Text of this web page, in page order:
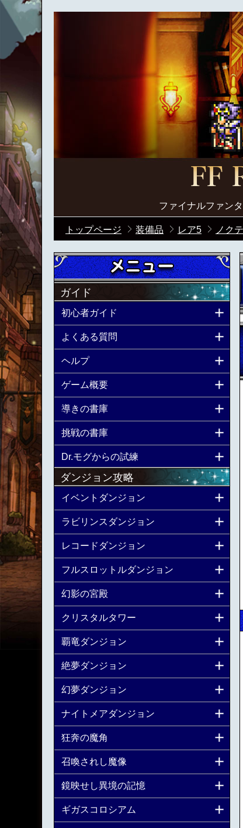
ファイナルファン
トップページ 装備品 レア5 ノク
ガイド
初心者ガイド
よくある質問
ヘルプ
ゲーム概要
導きの書庫
挑戦の書庫
Dr.モグからの試練
ダンジョン攻略
イベントダンジョン
ラビリンスダンジョン
レコードダンジョン
フルスロットルダンジョン
幻影の宮殿
クリスタルタワー
覇竜ダンジョン
絶夢ダンジョン
幻夢ダンジョン
ナイトメアダンジョン
狂奔の魔角
召喚されし魔像
鏡映せし異境の記憶
ギガスコロシアム